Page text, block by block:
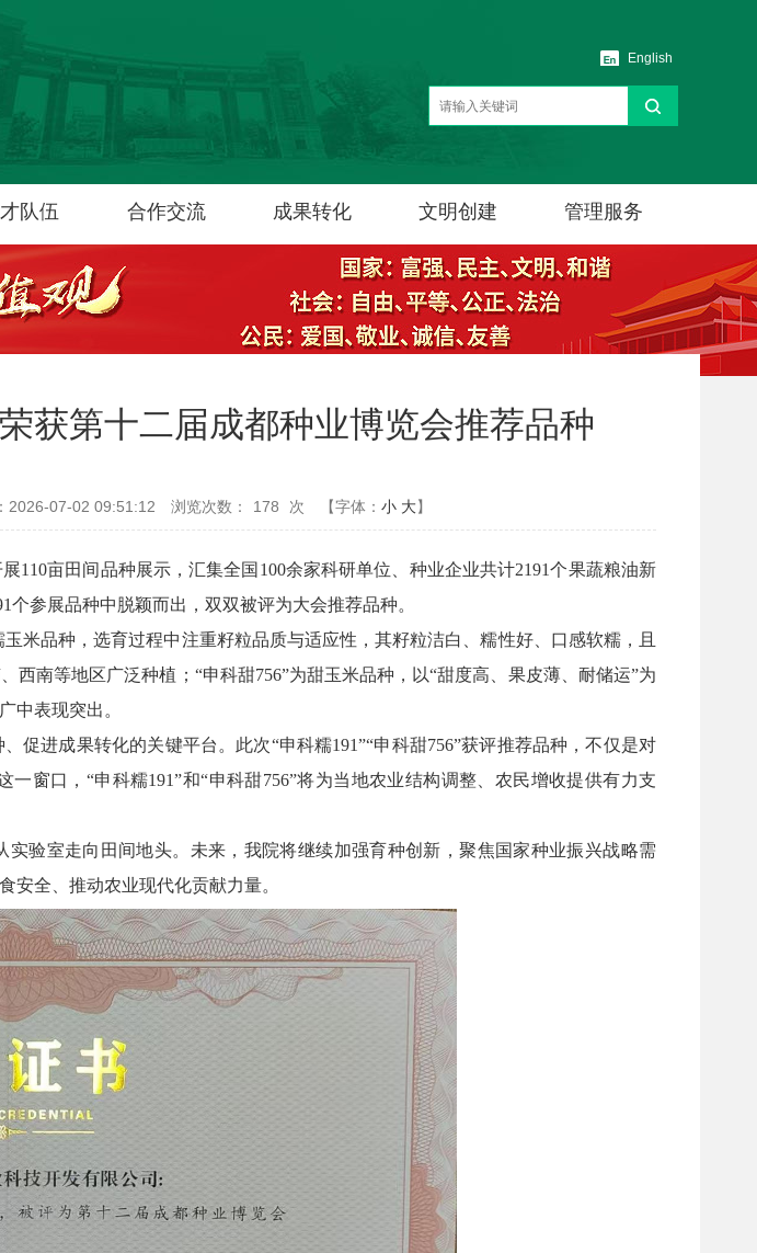
English
队伍 合作交流 成果转化 文明创建 管理服务
获第十二届成都种业博览会推荐品种
2026-07-02 09:51:12 浏览次数： 178 次 【字体： 小 大】
亩田间品种展示，汇集全国100余家科研单位、种业企业共计2191个果蔬粮油新
个参展品种中脱颖而出，双双被评为大会推荐品种。
米品种，选育过程中注重籽粒品质与适应性，其籽粒洁白、糯性好、口感软糯，且
南等地区广泛种植；“申科甜756”为甜玉米品种，以“甜度高、果皮薄、耐储运”为
中表现突出。
进成果转化的关键平台。此次“申科糯191”“申科甜756”获评推荐品种，不仅是对
窗口，“申科糯191”和“申科甜756”将为当地农业结构调整、农民增收提供有力支
验室走向田间地头。未来，我院将继续加强育种创新，聚焦国家种业振兴战略需
安全、推动农业现代化贡献力量。